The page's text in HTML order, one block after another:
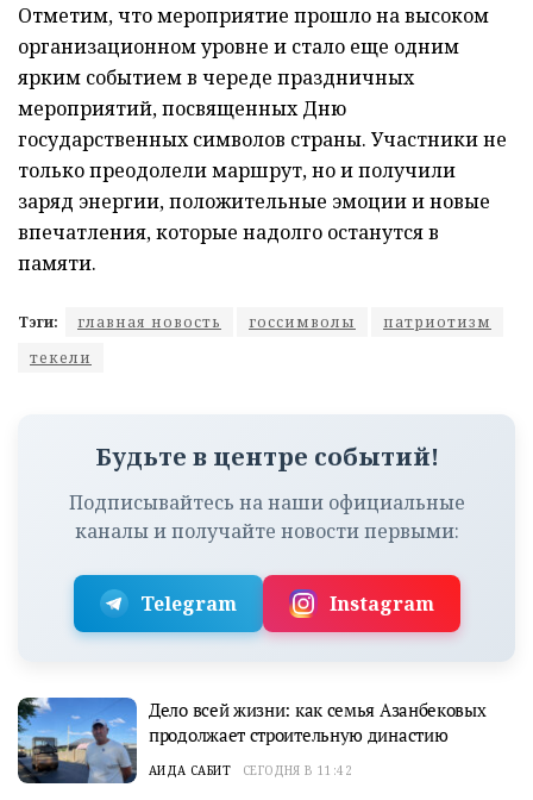
Отметим, что мероприятие прошло на высоком
организационном уровне и стало еще одним
ярким событием в череде праздничных
мероприятий, посвященных Дню
государственных символов страны. Участники не
только преодолели маршрут, но и получили
заряд энергии, положительные эмоции и новые
впечатления, которые надолго останутся в
памяти.
Тэги: главная новость госсимволы
патриотизм
текели
Будьте в центре событий!
Подписывайтесь на наши официальные
каналы и получайте новости первыми:
Telegram Instagram
Дело всей жизни: как семья Азанбековых
продолжает строительную династию
АИДА САБИТ СЕГОДНЯ В 11:42